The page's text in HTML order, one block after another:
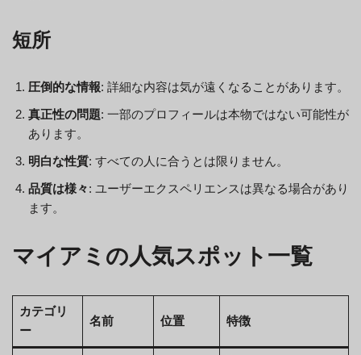
短所
圧倒的な情報: 詳細な内容は気が遠くなることがあります。
真正性の問題: 一部のプロフィールは本物ではない可能性が
あります。
明白な性質: すべての人に合うとは限りません。
品質は様々: ユーザーエクスペリエンスは異なる場合があり
ます。
マイアミの人気スポット一覧
カテゴリ
ー
名前 位置 特徴